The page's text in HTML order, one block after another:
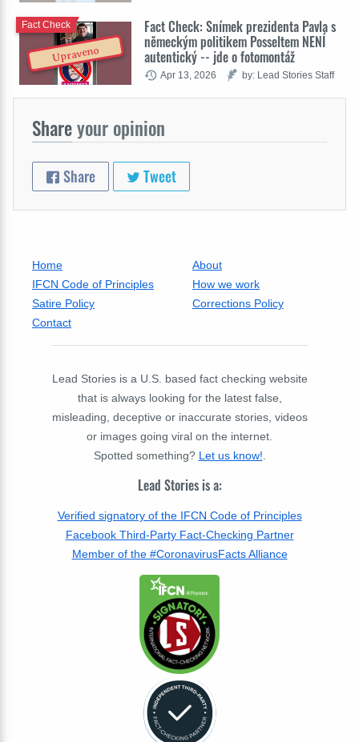
Upraveno
Fact Check: Snímek prezidenta Pavla s
německým politikem Posseltem NENÍ
autentický -- jde o fotomontáž
Fact Check
Apr 13, 2026 by: Lead Stories Staff
Shareyour opinion
Share Tweet
Home
About
IFCN Code of Principles
How we work
Satire Policy
Corrections Policy
Contact
Lead Stories is a U.S. based fact checking website
that is always looking for the latest false,
misleading, deceptive or inaccurate stories, videos
or images going viral on the internet.
Spotted something? Let us know!
Lead Stories is a:
Verified signatory of the IFCN Code of Principles
Facebook Third-Party Fact-Checking Partner
Member of the #CoronavirusFacts Alliance